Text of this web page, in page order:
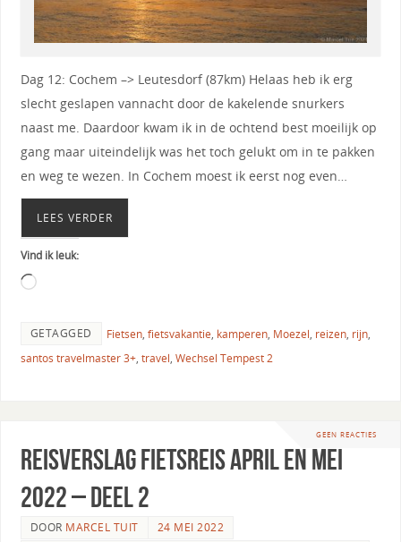
Dag 12: Cochem –> Leutesdorf (87km) Helaas heb ik erg
slecht geslapen vannacht door de kakelende snurkers
naast me. Daardoor kwam ik in de ochtend best moeilijk op
gang maar uiteindelijk was het toch gelukt om in te pakken
en weg te wezen. In Cochem moest ik eerst nog even…
LEES VERDER
Vind ik leuk:
GETAGGED Fietsen, fietsvakantie, kamperen, Moezel, reizen, rijn,
santos travelmaster 3+, travel, Wechsel Tempest 2
GEEN REACTIES
Reisverslag fietsreis april en mei
2022 – Deel 2
DOOR MARCEL TUIT
24 MEI 2022